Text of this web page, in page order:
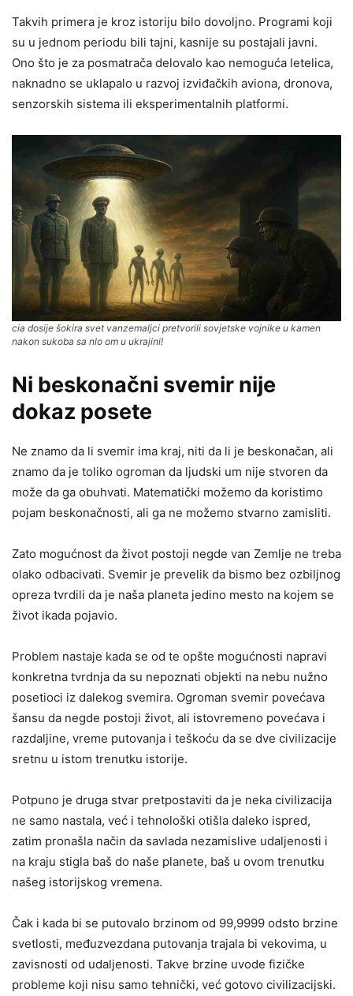
Takvih primera je kroz istoriju bilo dovoljno. Programi koji
su u jednom periodu bili tajni, kasnije su postajali javni.
Ono što je za posmatrača delovalo kao nemoguća letelica,
naknadno se uklapalo u razvoj izviđačkih aviona, dronova,
senzorskih sistema ili eksperimentalnih platformi.
cia dosije šokira svet vanzemaljci pretvorili sovjetske vojnike u kamen
nakon sukoba sa nlo om u ukrajini!
Ni beskonačni svemir nije
dokaz posete
Ne znamo da li svemir ima kraj, niti da li je beskonačan, ali
znamo da je toliko ogroman da ljudski um nije stvoren da
može da ga obuhvati. Matematički možemo da koristimo
pojam beskonačnosti, ali ga ne možemo stvarno zamisliti.
Zato mogućnost da život postoji negde van Zemlje ne treba
olako odbacivati. Svemir je prevelik da bismo bez ozbiljnog
opreza tvrdili da je naša planeta jedino mesto na kojem se
život ikada pojavio.
Problem nastaje kada se od te opšte mogućnosti napravi
konkretna tvrdnja da su nepoznati objekti na nebu nužno
posetioci iz dalekog svemira. Ogroman svemir povećava
šansu da negde postoji život, ali istovremeno povećava i
razdaljine, vreme putovanja i teškoću da se dve civilizacije
sretnu u istom trenutku istorije.
Potpuno je druga stvar pretpostaviti da je neka civilizacija
ne samo nastala, već i tehnološki otišla daleko ispred,
zatim pronašla način da savlada nezamislive udaljenosti i
na kraju stigla baš do naše planete, baš u ovom trenutku
našeg istorijskog vremena.
Čak i kada bi se putovalo brzinom od 99,9999 odsto brzine
svetlosti, međuzvezdana putovanja trajala bi vekovima, u
zavisnosti od udaljenosti. Takve brzine uvode fizičke
probleme koji nisu samo tehnički, već gotovo civilizacijski.